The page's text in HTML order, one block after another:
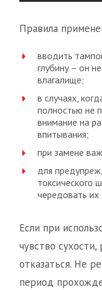
Правила
вводить
глубину – он
влагалище;
в случаях,
полностью не
внимание на
впитывания;
при замене
для
токсического
чередовать их
Если при
чувство
отказаться. Не
период